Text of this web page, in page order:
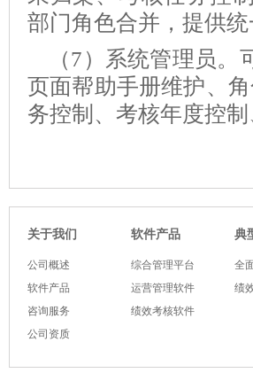
部门角色合并，提供
（7 ）系统管理员。
页面帮助手册维护、
务控制、考核年度控
关于我们
公司概述
软件产品
咨询服务
公司资质
软件产品
综合管理平台
运营管理软件
绩效考核软件
典
全
绩